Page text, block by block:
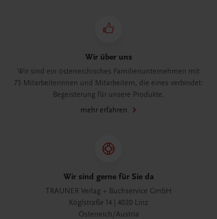
Wir über uns
Wir sind ein österreichisches Familienunternehmen mit
75 Mitarbeiterinnen und Mitarbeitern, die eines verbindet:
Begeisterung für unsere Produkte.
mehr erfahren
Wir sind gerne für Sie da
TRAUNER Verlag + Buchservice GmbH
Köglstraße 14 | 4020 Linz
Österreich/Austria